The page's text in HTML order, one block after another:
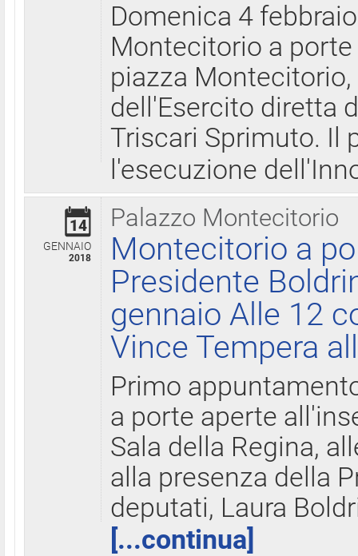
Domenica 4
Montecitorio a
piazza
dell'Esercito diretta
Triscari Sprimuto. Il
l'esecuzione
Palazzo Montecitorio
14
GENNAIO
2018
Montecitorio a
Presidente
gennaio Alle 12
Vince Tempera
Primo
a porte aperte
Sala della Regina,
alla presenza della
deputati, Laura
[...continua]